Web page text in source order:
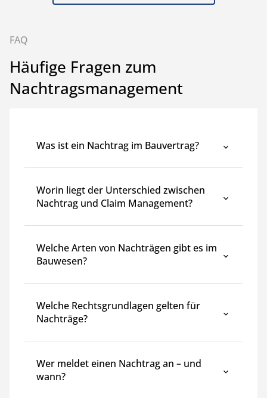
FAQ
Häufige Fragen zum
Nachtragsmanagement
Was ist ein Nachtrag im Bauvertrag?
Worin liegt der Unterschied zwischen
Nachtrag und Claim Management?
Welche Arten von Nachträgen gibt es im
Bauwesen?
Welche Rechtsgrundlagen gelten für
Nachträge?
Wer meldet einen Nachtrag an – und
wann?